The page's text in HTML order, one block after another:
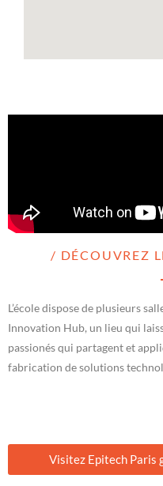
/ DÉCOUVREZ
L’école dispose de plusieurs
Innovation Hub, un lieu qui
passionés qui partagent et
fabrication de solutions
Visitez Epitech Paris